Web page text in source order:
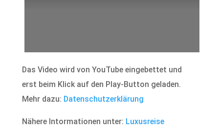
Das Video wird von YouTube eingebettet und
erst beim Klick auf den Play-Button geladen.
Mehr dazu: Datenschutzerklärung
Nähere Intormationen unter: Luxusreise